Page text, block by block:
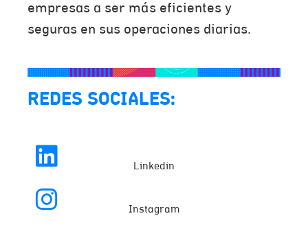
empresas a ser más eficientes y
seguras en sus operaciones diarias.
REDES SOCIALES:
Linkedin
Instagram